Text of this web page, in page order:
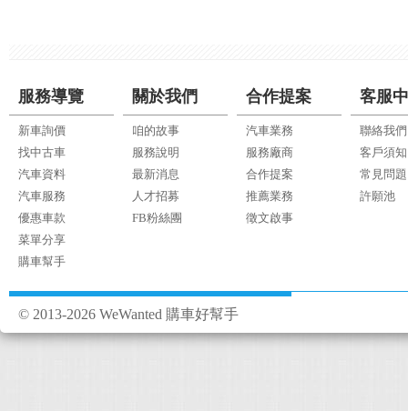
服務導覽
新車詢價
找中古車
汽車資料
汽車服務
優惠車款
菜單分享
購車幫手
關於我們
咱的故事
服務說明
最新消息
人才招募
FB粉絲團
合作提案
汽車業務
服務廠商
合作提案
推薦業務
徵文啟事
客服
聯絡我們
客戶須知
常見問題
許願池
© 2013-2026 WeWanted 購車好幫手